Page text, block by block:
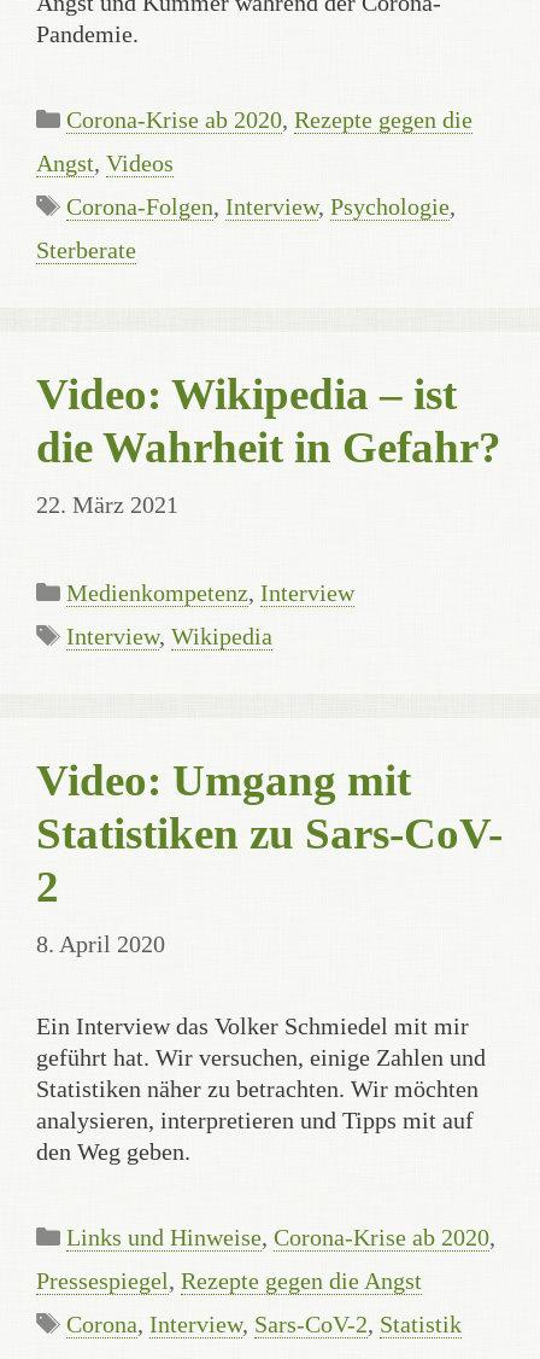
Pandemie.
Categories
Corona-Krise ab 2020, Rezepte gegen die
Angst, Videos
Tags
Corona-Folgen, Interview, Psychologie,
Sterberate
Video: Wikipedia – ist
die Wahrheit in Gefahr?
22. März 2021
Categories
Medienkompetenz, Interview
Tags
Interview, Wikipedia
Video: Umgang mit
Statistiken zu Sars-CoV-
2
8. April 2020
Ein Interview das Volker Schmiedel mit mir
geführt hat. Wir versuchen, einige Zahlen und
Statistiken näher zu betrachten. Wir möchten
analysieren, interpretieren und Tipps mit auf
den Weg geben.
Categories
Links und Hinweise, Corona-Krise ab 2020,
Pressespiegel, Rezepte gegen die Angst
Tags
Corona, Interview, Sars-CoV-2, Statistik